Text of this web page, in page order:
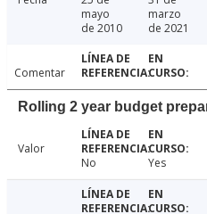
mayo
de 2010
marzo
de 2021
Comentar
Rolling 2 year budget
Valor
No
Yes